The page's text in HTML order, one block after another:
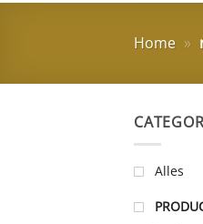
Home »
Alles